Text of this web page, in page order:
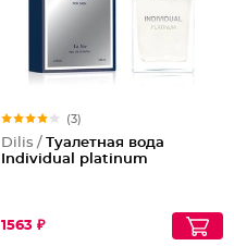
(3)
Dilis / Туалетная вода
Individual platinum
1563 ₽